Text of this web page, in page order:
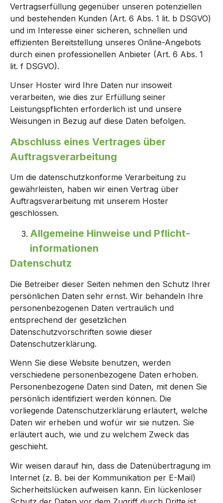
Vertragserfüllung gegenüber unseren potenziellen
und bestehenden Kunden (Art. 6 Abs. 1 lit. b DSGVO)
und im Interesse einer sicheren, schnellen und
effizienten Bereitstellung unseres Online-Angebots
durch einen professionellen Anbieter (Art. 6 Abs. 1
lit. f DSGVO).
Unser Hoster wird Ihre Daten nur insoweit
verarbeiten, wie dies zur Erfüllung seiner
Leistungspflichten erforderlich ist und unsere
Weisungen in Bezug auf diese Daten befolgen.
Abschluss eines Vertrages über
Auftragsverarbeitung
Um die datenschutzkonforme Verarbeitung zu
gewährleisten, haben wir einen Vertrag über
Auftragsverarbeitung mit unserem Hoster
geschlossen.
Allgemeine Hinweise und Pflicht­
informationen
Datenschutz
Die Betreiber dieser Seiten nehmen den Schutz Ihrer
persönlichen Daten sehr ernst. Wir behandeln Ihre
personenbezogenen Daten vertraulich und
entsprechend der gesetzlichen
Datenschutzvorschriften sowie dieser
Datenschutzerklärung.
Wenn Sie diese Website benutzen, werden
verschiedene personenbezogene Daten erhoben.
Personenbezogene Daten sind Daten, mit denen Sie
persönlich identifiziert werden können. Die
vorliegende Datenschutzerklärung erläutert, welche
Daten wir erheben und wofür wir sie nutzen. Sie
erläutert auch, wie und zu welchem Zweck das
geschieht.
Wir weisen darauf hin, dass die Datenübertragung im
Internet (z. B. bei der Kommunikation per E-Mail)
Sicherheitslücken aufweisen kann. Ein lückenloser